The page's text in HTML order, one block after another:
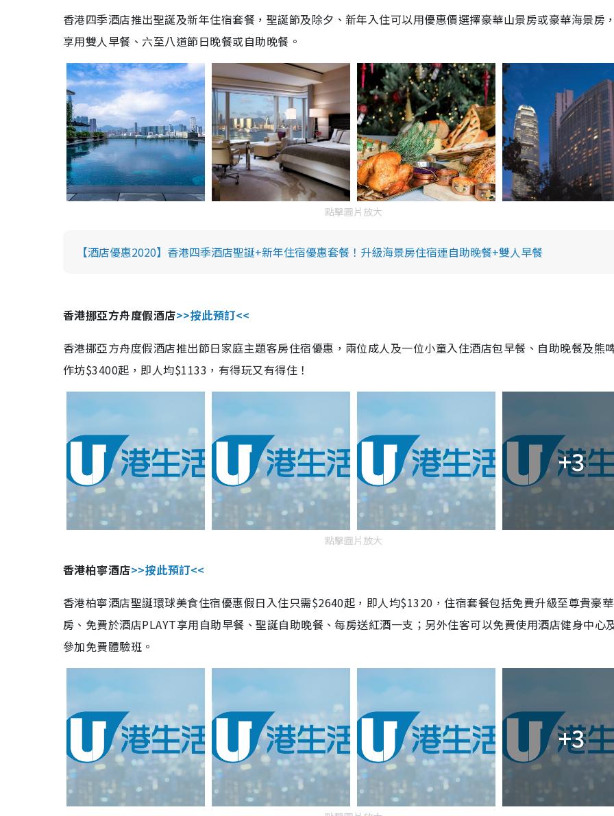
香港四季酒店推出聖誕及新年住宿套餐，聖誕節及除夕、新年入住可以用優惠價選擇豪華山景房或豪華海景房
享用雙人早餐、六至八道節日晚餐或自助晚餐。
點擊圖片放大
【酒店優惠2020】香港四季酒店聖誕+新年住宿優惠套餐！升級海景房住宿連自助晚餐+雙人早餐
香港挪亞方舟度假酒店>>按此預訂<<
香港挪亞方舟度假酒店推出節日家庭主題客房住宿優惠，兩位成人及一位小童入住酒店包早餐、自助晚餐及熊
作坊$3400起，即人均$1133，有得玩又有得住！
+3
點擊圖片放大
香港柏寧酒店>>按此預訂<<
香港柏寧酒店聖誕環球美食住宿優惠假日入住只需$2640起，即人均$1320，住宿套餐包括免費升級至尊貴豪
房、免費於酒店PLAYT享用自助早餐、聖誕自助晚餐、每房送紅酒一支；另外住客可以免費使用酒店健身中心
參加免費體驗班。
+3